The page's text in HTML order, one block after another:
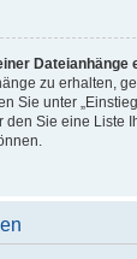
Dateianhänge
zu erhalten,
Sie unter
den Sie eine Liste